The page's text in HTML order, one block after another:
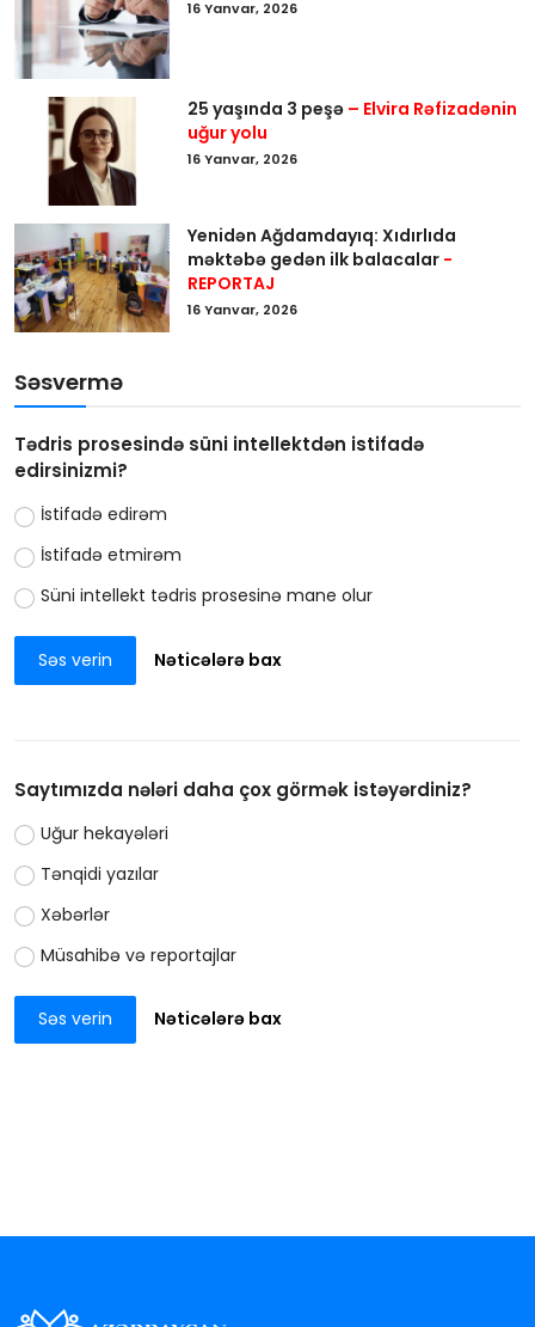
16 Yanvar, 2026
25 yaşında 3 peşə – Elvira Rəfizadənin
uğur yolu
16 Yanvar, 2026
Yenidən Ağdamdayıq: Xıdırlıda
məktəbə gedən ilk balacalar -
REPORTAJ
16 Yanvar, 2026
Səsvermə
Tədris prosesində süni intellektdən istifadə
edirsinizmi?
İstifadə edirəm
İstifadə etmirəm
Süni intellekt tədris prosesinə mane olur
Səs verin Nəticələrə bax
Saytımızda nələri daha çox görmək istəyərdiniz?
Uğur hekayələri
Tənqidi yazılar
Xəbərlər
Müsahibə və reportajlar
Səs verin Nəticələrə bax